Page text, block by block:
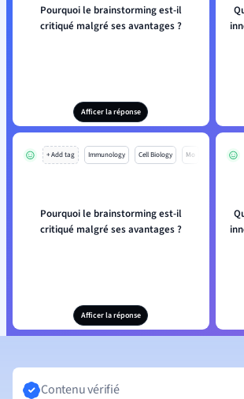
Pourquoi le brainstorming est-il
critiqué malgré ses avantages ?
Afficer la réponse
+ Add tag Immunology Cell Biology Mo
Pourquoi le brainstorming est-il
critiqué malgré ses avantages ?
Afficer la réponse
Contenu vérifié